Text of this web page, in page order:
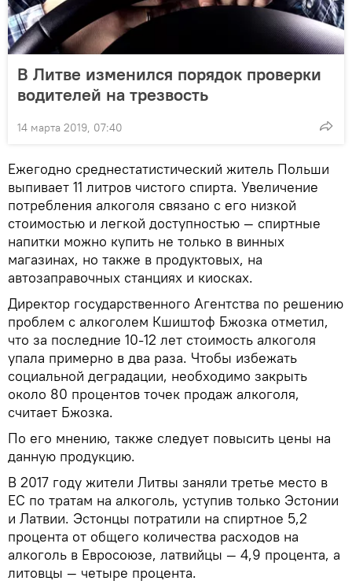
В Литве изменился порядок проверки
водителей на трезвость
14 марта 2019, 07:40
Ежегодно среднестатистический житель Польши
выпивает 11 литров чистого спирта. Увеличение
потребления алкоголя связано с его низкой
стоимостью и легкой доступностью — спиртные
напитки можно купить не только в винных
магазинах, но также в продуктовых, на
автозаправочных станциях и киосках.
Директор государственного Агентства по решению
проблем с алкоголем Кшиштоф Бжозка отметил,
что за последние 10-12 лет стоимость алкоголя
упала примерно в два раза. Чтобы избежать
социальной деградации, необходимо закрыть
около 80 процентов точек продаж алкоголя,
считает Бжозка.
По его мнению, также следует повысить цены на
данную продукцию.
В 2017 году жители Литвы заняли третье место в
ЕС по тратам на алкоголь, уступив только Эстонии
и Латвии. Эстонцы потратили на спиртное 5,2
процента от общего количества расходов на
алкоголь в Евросоюзе, латвийцы — 4,9 процента, а
литовцы — четыре процента.